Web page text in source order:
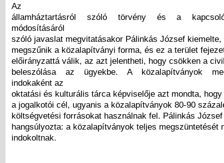
Az
államháztartásról szóló törvény és a
módosításáról
szóló javaslat megvitatásakor Pálinkás József kiemelte,
megszűnik a közalapítványi forma, és ez a terület
előirányzattá válik, az azt jelentheti, hogy csökken a
beleszólása az ügyekbe. A közalapítványok
indokaként az
oktatási és kulturális tárca képviselője azt mondta,
a jogalkotói cél, ugyanis a közalapítványok 80-90
költségvetési forrásokat használnak fel. Pálinkás
hangsúlyozta: a közalapítványok teljes megszüntetését
indokoltnak.